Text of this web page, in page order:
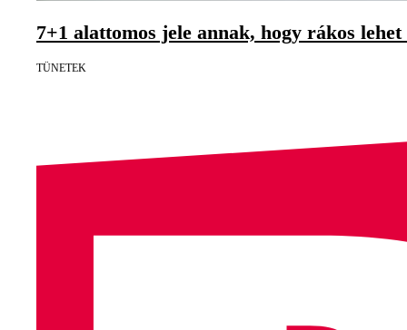
7+1 alattomos jele annak, hogy rákos
TÜNETEK